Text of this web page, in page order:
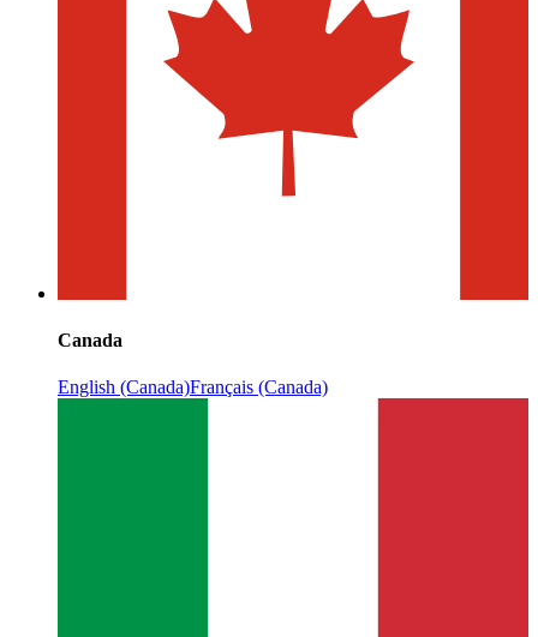
Canada
English (Canada)Français (Canada)